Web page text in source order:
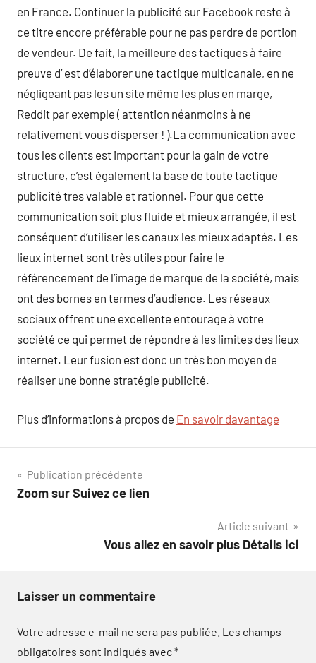
en France. Continuer la publicité sur Facebook reste à
ce titre encore préférable pour ne pas perdre de portion
de vendeur. De fait, la meilleure des tactiques à faire
preuve d’ est d’élaborer une tactique multicanale, en ne
négligeant pas les un site même les plus en marge,
Reddit par exemple ( attention néanmoins à ne
relativement vous disperser ! ).La communication avec
tous les clients est important pour la gain de votre
structure, c’est également la base de toute tactique
publicité tres valable et rationnel. Pour que cette
communication soit plus fluide et mieux arrangée, il est
conséquent d’utiliser les canaux les mieux adaptés. Les
lieux internet sont très utiles pour faire le
référencement de l’image de marque de la société, mais
ont des bornes en termes d’audience. Les réseaux
sociaux offrent une excellente entourage à votre
société ce qui permet de répondre à les limites des lieux
internet. Leur fusion est donc un très bon moyen de
réaliser une bonne stratégie publicité.
Plus d’informations à propos de En savoir davantage
Navigation
de
Publication précédente
Zoom sur Suivez ce lien
Article suivant
Vous allez en savoir plus Détails ici
Laisser un commentaire
Votre adresse e-mail ne sera pas publiée. Les champs
obligatoires sont indiqués avec*